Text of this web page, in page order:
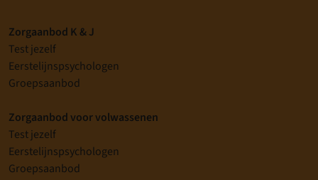
Zorgaanbod K & J
Test jezelf
Eerstelijnspsychologen
Groepsaanbod
Zorgaanbod voor volwassenen
Test jezelf
Eerstelijnspsychologen
Groepsaanbod